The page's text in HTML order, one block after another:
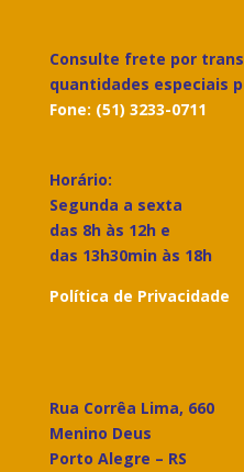
Consulte frete por
quantidades especiais
Fone: (51) 3233-0711
Horário:
Segunda a sexta
das 8h às 12h e
das 13h30min às 18h
Política de Privacidade
Rua Corrêa Lima, 660
Menino Deus
Porto Alegre – RS